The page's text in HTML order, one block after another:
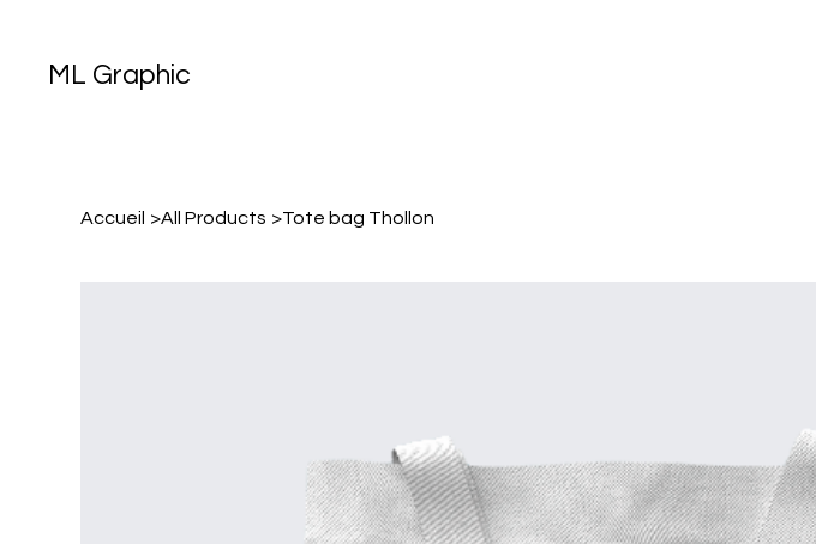
ML Graphic
Accueil >All Products >Tote bag Thollon